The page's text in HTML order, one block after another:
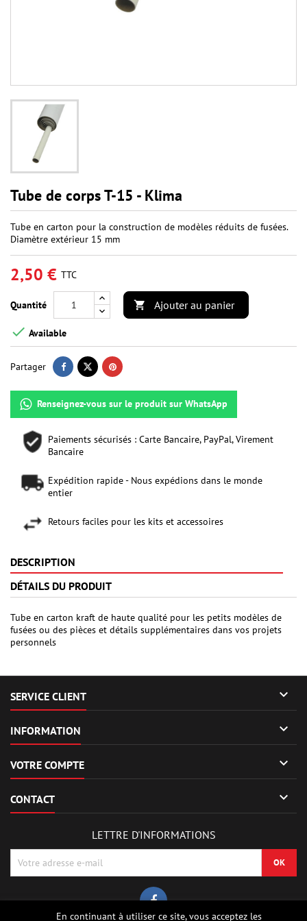
Tube de corps T-15 - Klima
Tube en carton pour la construction de modèles réduits de fusées.
Diamètre extérieur 15 mm
2,50 € TTC
Quantité  Ajouter au panier
 Available
Partager
Renseignez-vous sur le produit sur WhatsApp
Paiements sécurisés : Carte Bancaire, PayPal, Virement
Bancaire
Expédition rapide - Nous expédions dans le monde
entier
Retours faciles pour les kits et accessoires
DESCRIPTION
DÉTAILS DU PRODUIT
Tube en carton kraft de haute qualité pour les petits modèles de
fusées ou des pièces et détails supplémentaires dans vos projets
personnels
SERVICE CLIENT 
INFORMATION 
VOTRE COMPTE 
CONTACT 
En continuant à utiliser ce site, vous acceptez les
LETTRE D'INFORMATIONS